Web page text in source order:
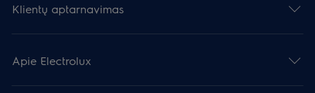
Klientų aptarnavimas
Apie Electrolux